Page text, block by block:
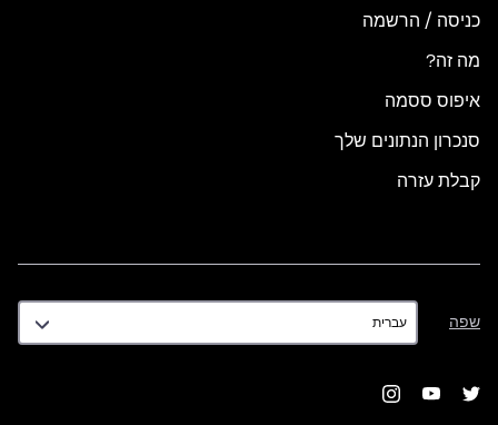
כניסה / הרשמה
מה זה?
איפוס ססמה
סנכרון הנתונים שלך
קבלת עזרה
שפה
שפה